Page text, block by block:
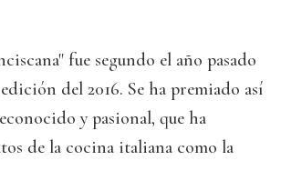
fue segundo el año pasado
del 2016. Se ha premiado así
y pasional, que ha
de la cocina italiana como la